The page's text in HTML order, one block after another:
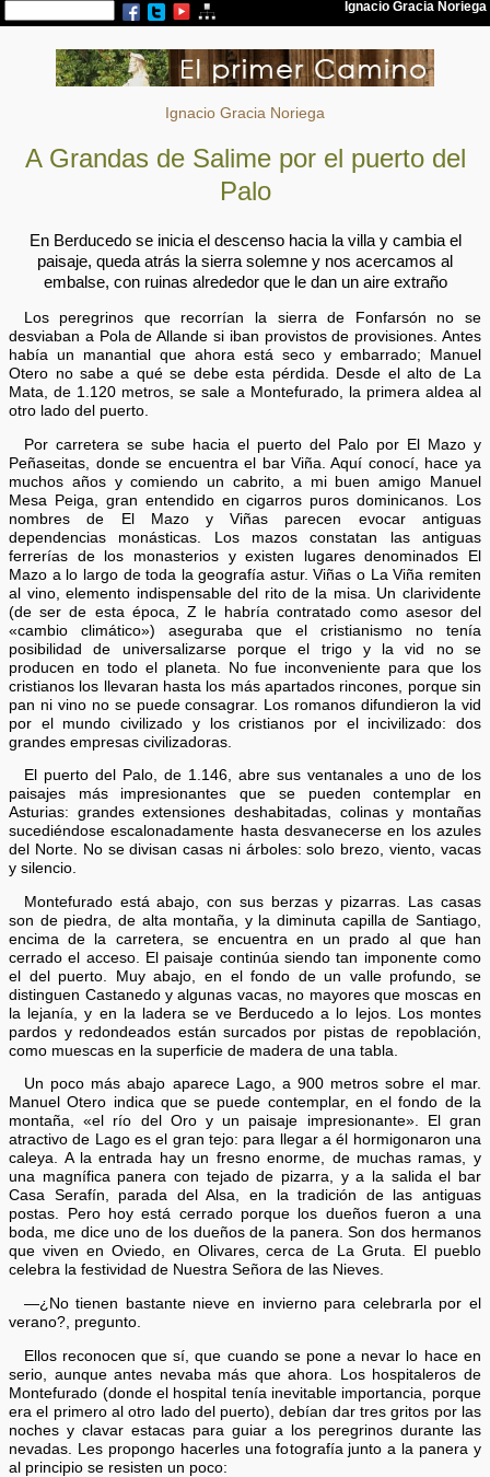
Ignacio Gracia Noriega
A Grandas de Salime por el puerto del
Palo
En Berducedo se inicia el descenso hacia la villa y cambia el
paisaje, queda atrás la sierra solemne y nos acercamos al
embalse, con ruinas alrededor que le dan un aire extraño
Los peregrinos que recorrían la sierra de Fonfarsón no se
desviaban a Pola de Allande si iban provistos de provisiones. Antes
había un manantial que ahora está seco y embarrado; Manuel
Otero no sabe a qué se debe esta pérdida. Desde el alto de La
Mata, de 1.120 metros, se sale a Montefurado, la primera aldea al
otro lado del puerto.
Por carretera se sube hacia el puerto del Palo por El Mazo y
Peñaseitas, donde se encuentra el bar Viña. Aquí conocí, hace ya
muchos años y comiendo un cabrito, a mi buen amigo Manuel
Mesa Peiga, gran entendido en cigarros puros dominicanos. Los
nombres de El Mazo y Viñas parecen evocar antiguas
dependencias monásticas. Los mazos constatan las antiguas
ferrerías de los monasterios y existen lugares denominados El
Mazo a lo largo de toda la geografía astur. Viñas o La Viña remiten
al vino, elemento indispensable del rito de la misa. Un clarividente
(de ser de esta época, Z le habría contratado como asesor del
«cambio climático») aseguraba que el cristianismo no tenía
posibilidad de universalizarse porque el trigo y la vid no se
producen en todo el planeta. No fue inconveniente para que los
cristianos los llevaran hasta los más apartados rincones, porque sin
pan ni vino no se puede consagrar. Los romanos difundieron la vid
por el mundo civilizado y los cristianos por el incivilizado: dos
grandes empresas civilizadoras.
El puerto del Palo, de 1.146, abre sus ventanales a uno de los
paisajes más impresionantes que se pueden contemplar en
Asturias: grandes extensiones deshabitadas, colinas y montañas
sucediéndose escalonadamente hasta desvanecerse en los azules
del Norte. No se divisan casas ni árboles: solo brezo, viento, vacas
y silencio.
Montefurado está abajo, con sus berzas y pizarras. Las casas
son de piedra, de alta montaña, y la diminuta capilla de Santiago,
encima de la carretera, se encuentra en un prado al que han
cerrado el acceso. El paisaje continúa siendo tan imponente como
el del puerto. Muy abajo, en el fondo de un valle profundo, se
distinguen Castanedo y algunas vacas, no mayores que moscas en
la lejanía, y en la ladera se ve Berducedo a lo lejos. Los montes
pardos y redondeados están surcados por pistas de repoblación,
como muescas en la superficie de madera de una tabla.
Un poco más abajo aparece Lago, a 900 metros sobre el mar.
Manuel Otero indica que se puede contemplar, en el fondo de la
montaña, «el río del Oro y un paisaje impresionante». El gran
atractivo de Lago es el gran tejo: para llegar a él hormigonaron una
caleya. A la entrada hay un fresno enorme, de muchas ramas, y
una magnífica panera con tejado de pizarra, y a la salida el bar
Casa Serafín, parada del Alsa, en la tradición de las antiguas
postas. Pero hoy está cerrado porque los dueños fueron a una
boda, me dice uno de los dueños de la panera. Son dos hermanos
que viven en Oviedo, en Olivares, cerca de La Gruta. El pueblo
celebra la festividad de Nuestra Señora de las Nieves.
—¿No tienen bastante nieve en invierno para celebrarla por el
verano?, pregunto.
Ellos reconocen que sí, que cuando se pone a nevar lo hace en
serio, aunque antes nevaba más que ahora. Los hospitaleros de
Montefurado (donde el hospital tenía inevitable importancia, porque
era el primero al otro lado del puerto), debían dar tres gritos por las
noches y clavar estacas para guiar a los peregrinos durante las
nevadas. Les propongo hacerles una fotografía junto a la panera y
al principio se resisten un poco: